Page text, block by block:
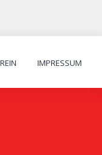
IMPRESSUM